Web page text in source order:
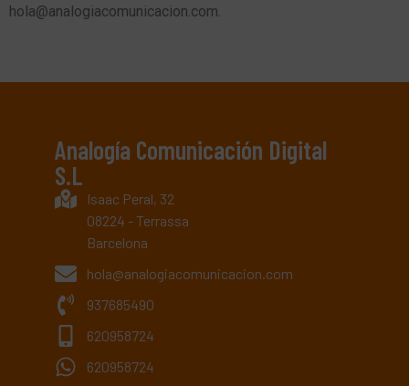
hola@analogiacomunicacion.com.
Analogía Comunicación Digital
S.L
Isaac Peral, 32
08224 - Terrassa
Barcelona
hola@analogiacomunicacion.com
937685490
620958724
620958724